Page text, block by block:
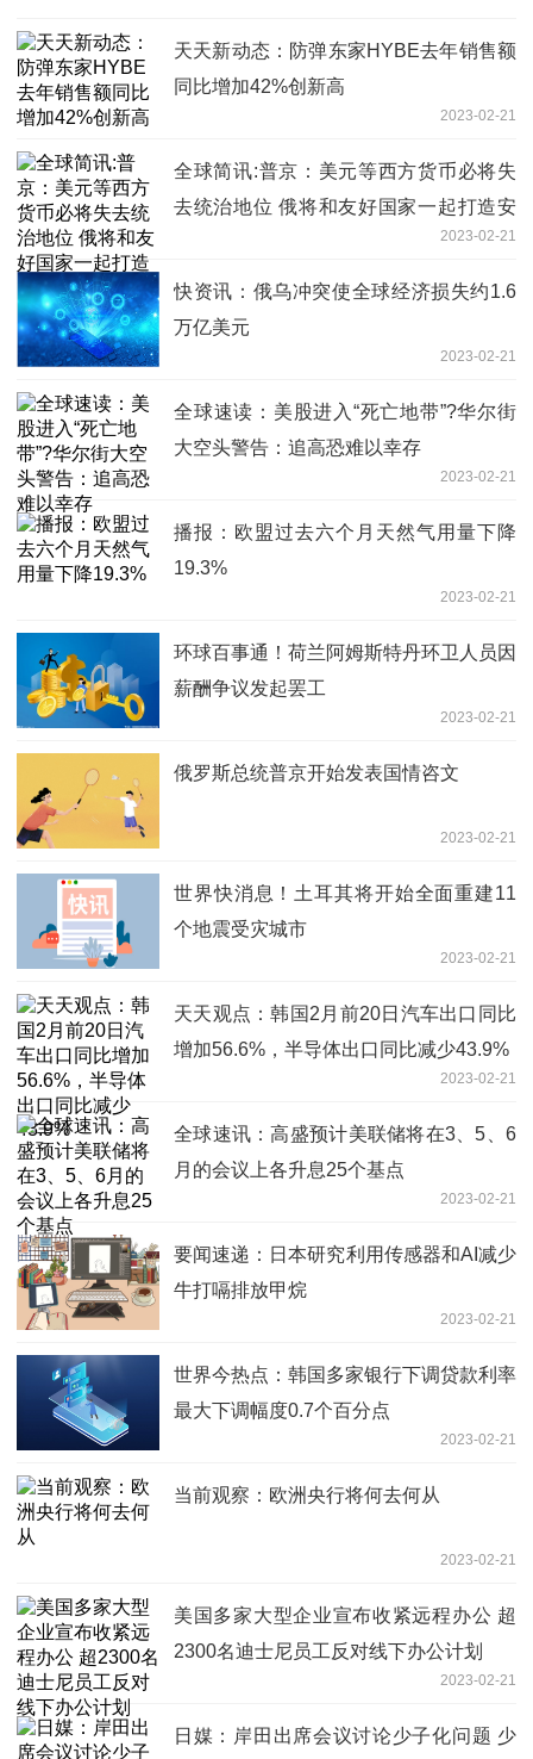
天天新动态：防弹东家HYBE去年销售额
同比增加42%创新高
2023-02-21
全球简讯:普京：美元等西方货币必将失
去统治地位 俄将和友好国家一起打造安
2023-02-21
快资讯：俄乌冲突使全球经济损失约1.6
万亿美元
2023-02-21
全球速读：美股进入“死亡地带”?华尔街
大空头警告：追高恐难以幸存
2023-02-21
播报：欧盟过去六个月天然气用量下降
19.3%
2023-02-21
环球百事通！荷兰阿姆斯特丹环卫人员因
薪酬争议发起罢工
2023-02-21
俄罗斯总统普京开始发表国情咨文
2023-02-21
世界快消息！土耳其将开始全面重建11
个地震受灾城市
2023-02-21
天天观点：韩国2月前20日汽车出口同比
增加56.6%，半导体出口同比减少43.9%
2023-02-21
全球速讯：高盛预计美联储将在3、5、6
月的会议上各升息25个基点
2023-02-21
要闻速递：日本研究利用传感器和AI减少
牛打嗝排放甲烷
2023-02-21
世界今热点：韩国多家银行下调贷款利率
最大下调幅度0.7个百分点
2023-02-21
当前观察：欧洲央行将何去何从
2023-02-21
美国多家大型企业宣布收紧远程办公 超
2300名迪士尼员工反对线下办公计划
2023-02-21
日媒：岸田出席会议讨论少子化问题 少